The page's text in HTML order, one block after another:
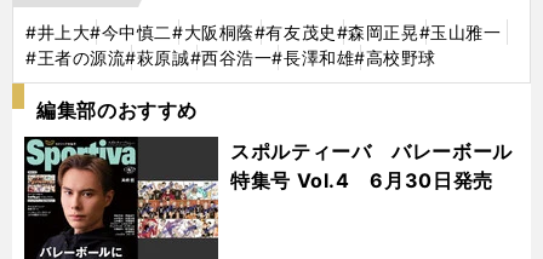
#井上大#今中慎二#大阪桐蔭#有友茂史#森岡正晃#玉山雅一
#王者の源流#萩原誠#西谷浩一#長澤和雄#高校野球
編集部のおすすめ
スポルティーバ バレーボール
特集号 Vol.4 6月30日発売